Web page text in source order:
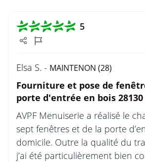
5
Elsa S. - MAINTENON (28)
Fourniture et pose de
porte d'entrée en bois 28130
AVPF Menuiserie a réalisé le
sept fenêtres et de la porte
domicile. Outre la qualité du
j’ai été particulièrement bien